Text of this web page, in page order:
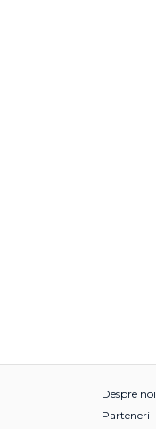
Despre noi
Parteneri